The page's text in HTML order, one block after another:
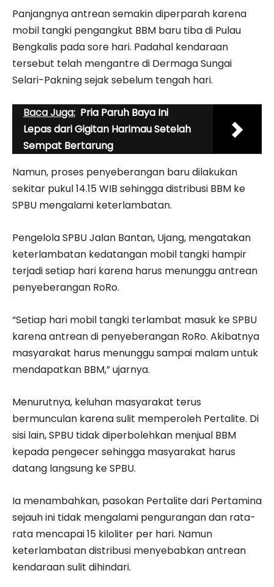
Panjangnya antrean semakin diperparah karena
mobil tangki pengangkut BBM baru tiba di Pulau
Bengkalis pada sore hari. Padahal kendaraan
tersebut telah mengantre di Dermaga Sungai
Selari-Pakning sejak sebelum tengah hari.
Baca Juga: Pria Paruh Baya Ini
Lepas dari Gigitan Harimau Setelah
Sempat Bertarung
Namun, proses penyeberangan baru dilakukan
sekitar pukul 14.15 WIB sehingga distribusi BBM ke
SPBU mengalami keterlambatan.
Pengelola SPBU Jalan Bantan, Ujang, mengatakan
keterlambatan kedatangan mobil tangki hampir
terjadi setiap hari karena harus menunggu antrean
penyeberangan RoRo.
“Setiap hari mobil tangki terlambat masuk ke SPBU
karena antrean di penyeberangan RoRo. Akibatnya
masyarakat harus menunggu sampai malam untuk
mendapatkan BBM,” ujarnya.
Menurutnya, keluhan masyarakat terus
bermunculan karena sulit memperoleh Pertalite. Di
sisi lain, SPBU tidak diperbolehkan menjual BBM
kepada pengecer sehingga masyarakat harus
datang langsung ke SPBU.
Ia menambahkan, pasokan Pertalite dari Pertamina
sejauh ini tidak mengalami pengurangan dan rata-
rata mencapai 15 kiloliter per hari. Namun
keterlambatan distribusi menyebabkan antrean
kendaraan sulit dihindari.